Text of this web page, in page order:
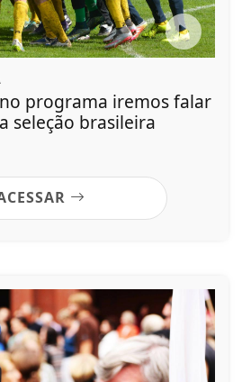
programa iremos falar
seleção brasileira